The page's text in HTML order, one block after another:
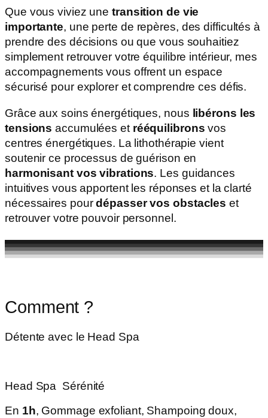
Que vous viviez une transition de vie
importante, une perte de repères, des difficultés à
prendre des décisions ou que vous souhaitiez
simplement retrouver votre équilibre intérieur, mes
accompagnements vous offrent un espace
sécurisé pour explorer et comprendre ces défis.
Grâce aux soins énergétiques, nous libérons les
tensions accumulées et rééquilibrons vos
centres énergétiques. La lithothérapie vient
soutenir ce processus de guérison en
harmonisant vos vibrations. Les guidances
intuitives vous apportent les réponses et la clarté
nécessaires pourdépasser vos obstacles et
retrouver votre pouvoir personnel.
Comment ?
Détente avec le Head Spa
Head Spa Sérénité
En 1h, Gommage exfoliant, Shampoing doux,